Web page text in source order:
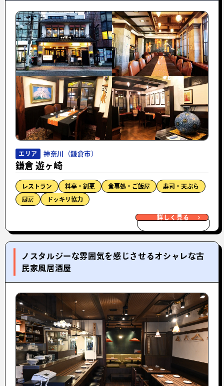
エリア 神奈川（鎌倉市）
鎌倉 遊ヶ崎
レストラン 料亭・割烹 食事処・ご飯屋 寿司・天ぷら
厨房 ドッキリ協力
詳しく見る
ノスタルジーな雰囲気を感じさせるオシャレな古
民家風居酒屋